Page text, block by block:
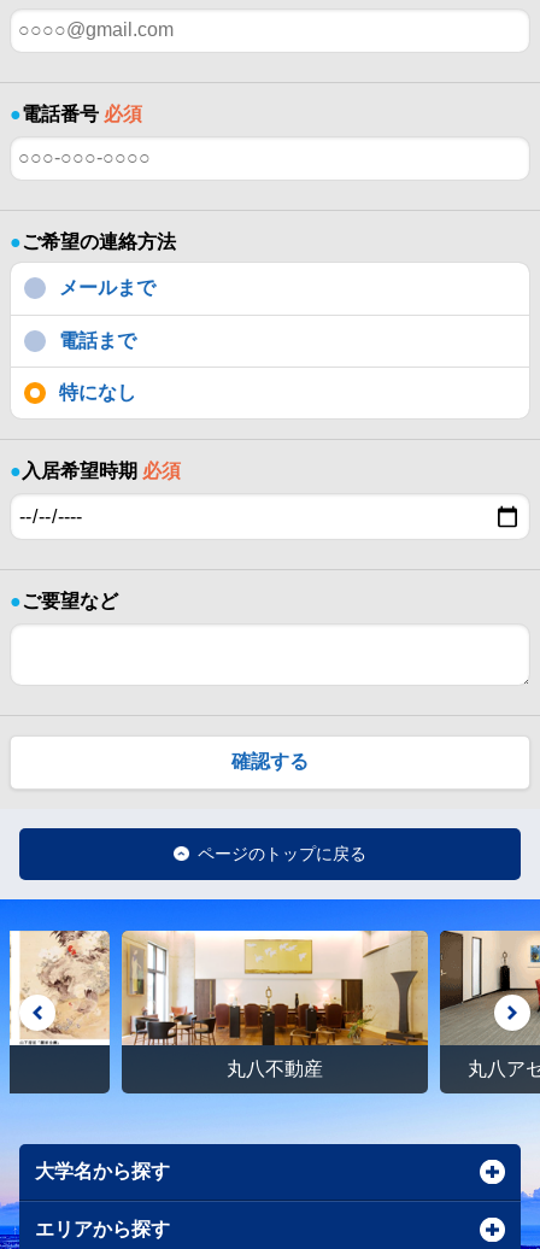
●電話番号 必須
●ご希望の連絡方法
メールまで
電話まで
特になし
●入居希望時期 必須
●ご要望など
確認する
ページのトップに戻る
丸八不動産 丸八ア
大学名から探す
エリアから探す